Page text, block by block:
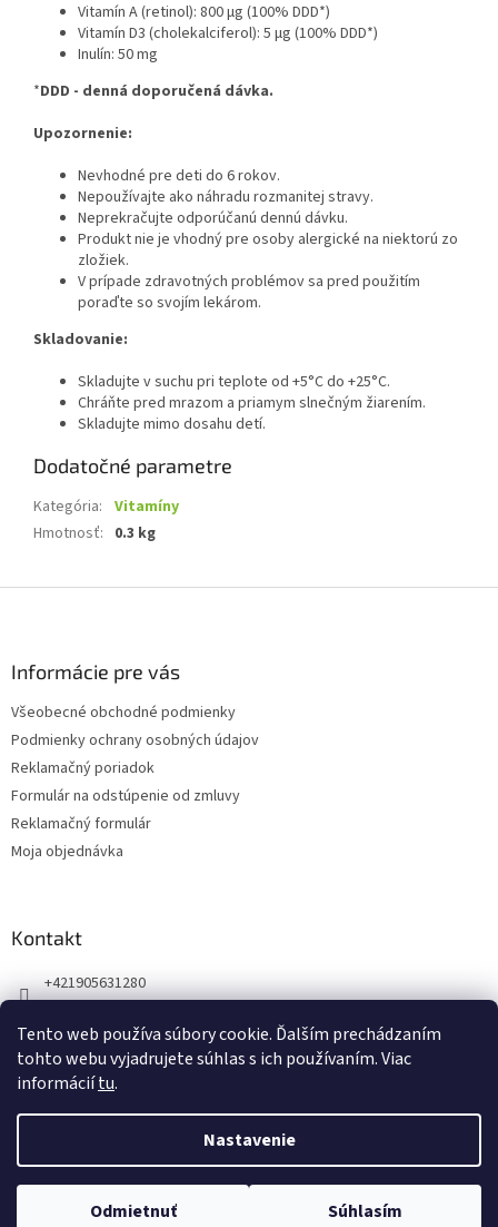
Tento web používa súbory cookie. Ďalším prechádzaním
tohto webu vyjadrujete súhlas s ich používaním. Viac
informáciítu.
Nastavenie
Odmietnuť Súhlasím
Vitamín A (retinol): 800 µg (100% DDD*)
Vitamín D3 (cholekalciferol): 5 µg (100% DDD*)
Inulín: 50 mg
*DDD - denná doporučená dávka.
Upozornenie:
Nevhodné pre deti do 6 rokov.
Nepoužívajte ako náhradu rozmanitej stravy.
Neprekračujte odporúčanú dennú dávku.
Produkt nie je vhodný pre osoby alergické na niektorú zo
zložiek.
V prípade zdravotných problémov sa pred použitím
poraďte so svojím lekárom.
Skladovanie:
Skladujte v suchu pri teplote od +5°C do +25°C.
Chráňte pred mrazom a priamym slnečným žiarením.
Skladujte mimo dosahu detí.
Dodatočné parametre
Kategória: Vitamíny
Hmotnosť: 0.3 kg
Informácie pre vás
Všeobecné obchodné podmienky
Podmienky ochrany osobných údajov
Reklamačný poriadok
Formulár na odstúpenie od zmluvy
Reklamačný formulár
Moja objednávka
Kontakt
+421905631280
123zdravie.sk/
Vytvoril Shoptet
Copyright 2026 . Všetky práva vyhradené.